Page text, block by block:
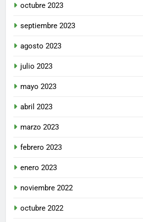
octubre 2023
septiembre 2023
agosto 2023
julio 2023
mayo 2023
abril 2023
marzo 2023
febrero 2023
enero 2023
noviembre 2022
octubre 2022